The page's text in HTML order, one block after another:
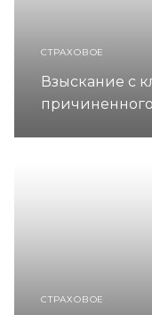
СТРАХОВОЕ
Взыскание с
СТРАХОВОЕ